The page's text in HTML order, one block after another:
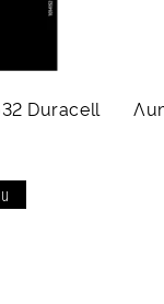
Duracell